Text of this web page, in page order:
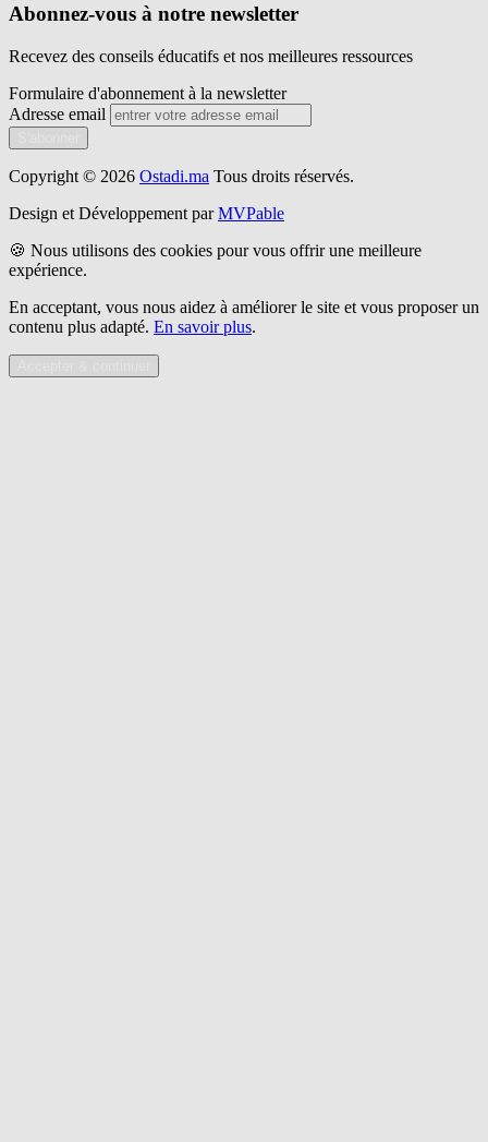
Abonnez-vous à notre newsletter
Recevez des conseils éducatifs et nos meilleures ressources
Formulaire d'abonnement à la newsletter
Adresse email
Copyright © 2026 Ostadi.ma Tous droits réservés.
Design et Développement par MVPable
🍪 Nous utilisons des cookies pour vous offrir une meilleure
expérience.
En acceptant, vous nous aidez à améliorer le site et vous proposer un
contenu plus adapté. En savoir plus.